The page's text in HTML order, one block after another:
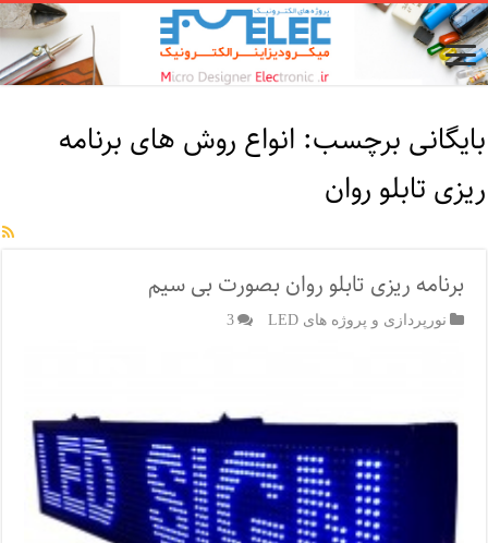
بایگانی برچسب: انواع روش های برنامه
ریزی تابلو روان
برنامه ریزی تابلو روان بصورت بی سیم
نورپردازی و پروژه های LED 3